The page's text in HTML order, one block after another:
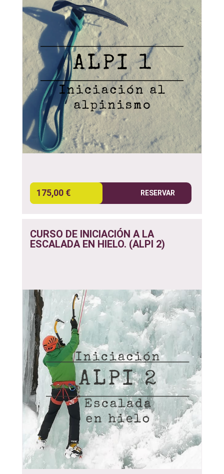
175,00 € RESERVAR
CURSO DE INICIACIÓN A LA
ESCALADA EN HIELO. (ALPI 2)